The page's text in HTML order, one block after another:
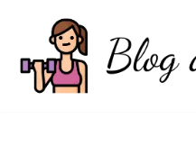
para